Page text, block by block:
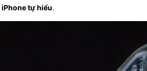
iPhone tự hiểu.